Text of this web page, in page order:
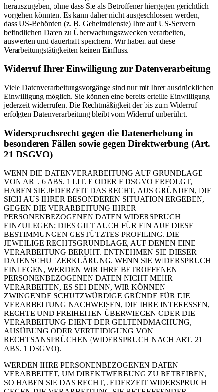
herauszugeben, ohne dass Sie als Betroffener hiergegen gerichtlich
vorgehen könnten. Es kann daher nicht ausgeschlossen werden,
dass US-Behörden (z. B. Geheimdienste) Ihre auf US-Servern
befindlichen Daten zu Überwachungszwecken verarbeiten,
auswerten und dauerhaft speichern. Wir haben auf diese
Verarbeitungstätigkeiten keinen Einfluss.
Widerruf Ihrer Einwilligung zur Datenverarbeitung
Viele Datenverarbeitungsvorgänge sind nur mit Ihrer ausdrücklichen
Einwilligung möglich. Sie können eine bereits erteilte Einwilligung
jederzeit widerrufen. Die Rechtmäßigkeit der bis zum Widerruf
erfolgten Datenverarbeitung bleibt vom Widerruf unberührt.
Widerspruchsrecht gegen die Datenerhebung in
besonderen Fällen sowie gegen Direktwerbung (Art.
21 DSGVO)
WENN DIE DATENVERARBEITUNG AUF GRUNDLAGE
VON ART. 6 ABS. 1 LIT. E ODER F DSGVO ERFOLGT,
HABEN SIE JEDERZEIT DAS RECHT, AUS GRÜNDEN, DIE
SICH AUS IHRER BESONDEREN SITUATION ERGEBEN,
GEGEN DIE VERARBEITUNG IHRER
PERSONENBEZOGENEN DATEN WIDERSPRUCH
EINZULEGEN; DIES GILT AUCH FÜR EIN AUF DIESE
BESTIMMUNGEN GESTÜTZTES PROFILING. DIE
JEWEILIGE RECHTSGRUNDLAGE, AUF DENEN EINE
VERARBEITUNG BERUHT, ENTNEHMEN SIE DIESER
DATENSCHUTZERKLÄRUNG. WENN SIE WIDERSPRUCH
EINLEGEN, WERDEN WIR IHRE BETROFFENEN
PERSONENBEZOGENEN DATEN NICHT MEHR
VERARBEITEN, ES SEI DENN, WIR KÖNNEN
ZWINGENDE SCHUTZWÜRDIGE GRÜNDE FÜR DIE
VERARBEITUNG NACHWEISEN, DIE IHRE INTERESSEN,
RECHTE UND FREIHEITEN ÜBERWIEGEN ODER DIE
VERARBEITUNG DIENT DER GELTENDMACHUNG,
AUSÜBUNG ODER VERTEIDIGUNG VON
RECHTSANSPRÜCHEN (WIDERSPRUCH NACH ART. 21
ABS. 1 DSGVO).
WERDEN IHRE PERSONENBEZOGENEN DATEN
VERARBEITET, UM DIREKTWERBUNG ZU BETREIBEN,
SO HABEN SIE DAS RECHT, JEDERZEIT WIDERSPRUCH